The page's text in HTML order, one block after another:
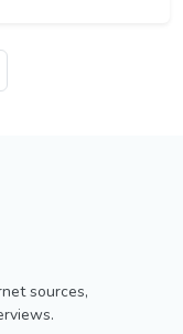
sources,